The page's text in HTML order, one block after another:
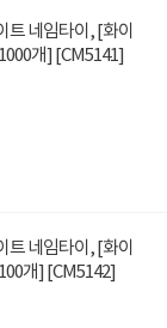
네임타이, [화이
개] [CM5141]
네임타이, [화이
개] [CM5142]